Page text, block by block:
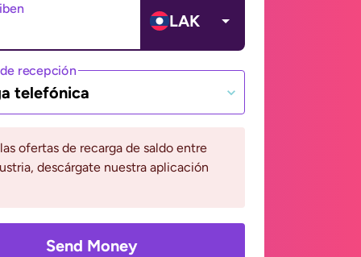
LAK
recepción
telefónica
ofertas de recarga de saldo entre
descárgate nuestra aplicación
Send Money